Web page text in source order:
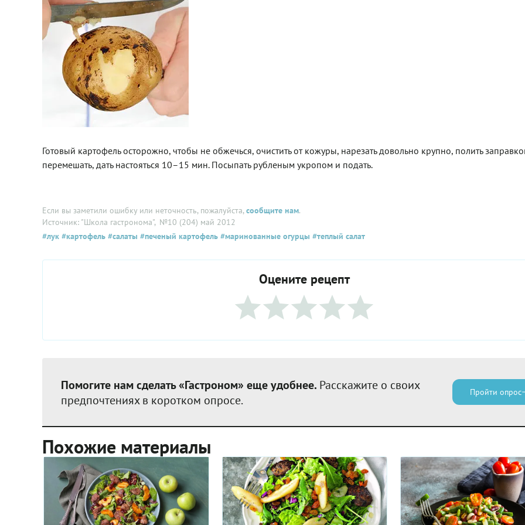
Готовый картофель осторожно, чтобы не обжечься, очистить от кожуры, нарезать довольно крупно, полить
перемешать, дать настояться 10–15 мин. Посыпать рубленым укропом и подать.
Если вы заметили ошибку или неточность, пожалуйста,сообщите нам.
Источник: "Школа гастронома", №10 (204) май 2012
#лук #картофель #салаты #печеный картофель #маринованные огурцы #теплый салат
Оцените рецепт
Помогите нам сделать «Гастроном» еще удобнее. Расскажите о своих
предпочтениях в коротком опросе.
Пройти опрос
Похожие материалы